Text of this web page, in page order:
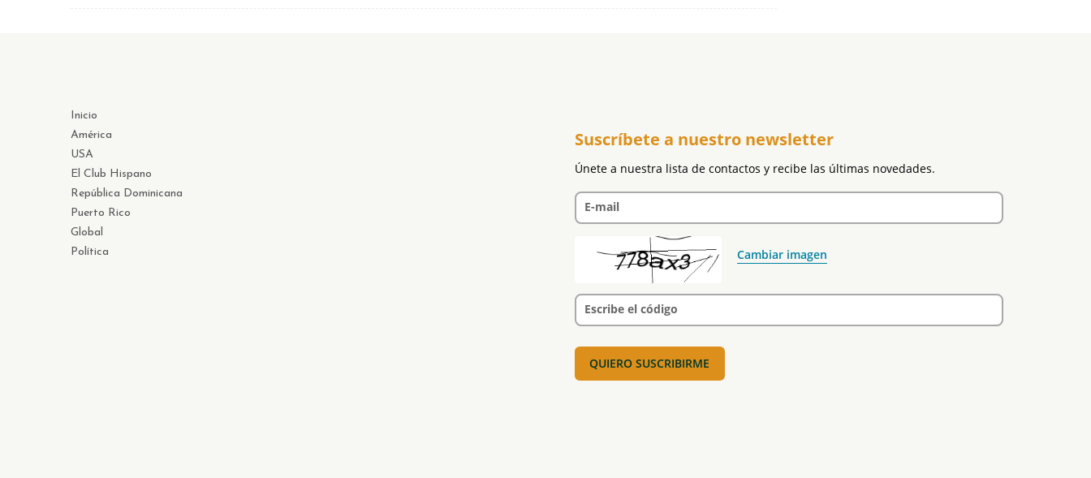
Inicio
América
USA
El Club Hispano
República Dominicana
Puerto Rico
Global
Política
Suscríbete a nuestro newsletter
Únete a nuestra lista de contactos y recibe las últimas novedades.
E-mail
Cambiar imagen
Escribe el código